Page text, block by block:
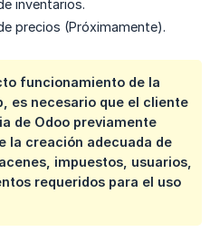
inventarios.
precios (Próximamente).
funcionamiento de la
es necesario que el cliente
de Odoo previamente
la creación adecuada de
impuestos, usuarios,
requeridos para el uso